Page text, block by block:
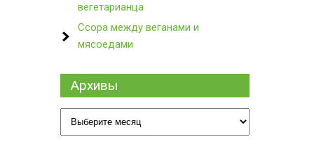
вегетарианца
Ссора между веганами и
мясоедами
Архивы
Архивы